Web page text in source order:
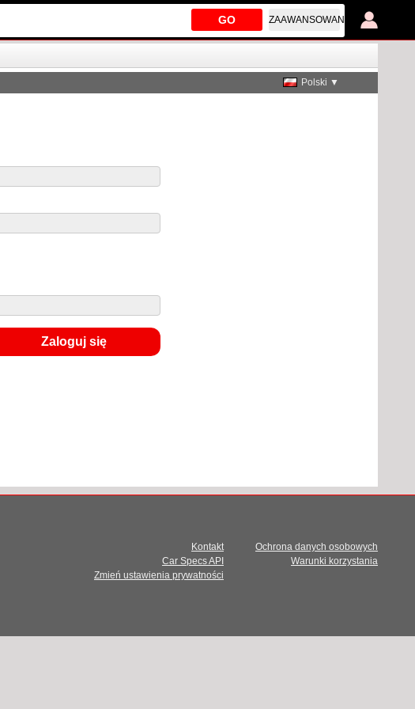
GO ZAAWANSOWANE
Polski ▼
Ochrona danych osobowych
Warunki korzystania
Kontakt
Car Specs API
Zmień ustawienia prywatności